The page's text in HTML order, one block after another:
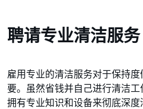
聘请专业清洁服务
雇用专业的清洁服务对于保持
要。虽然省钱并自己进行清洁
拥有专业知识和设备来彻底深